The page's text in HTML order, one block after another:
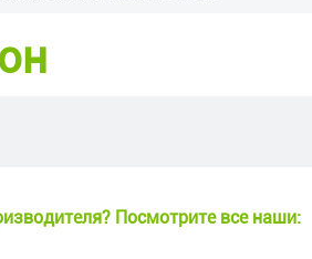
Посмотрите все наши: